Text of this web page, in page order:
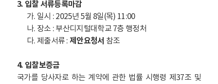
3. 입찰 서류등록마감
가. 일시 : 2025년 5월 8일(목) 11:00
나. 장소 : 부산디지털대학교 7층 행정처
다. 제출서류 : 제안요청서 참조
4. 입찰보증금
국가를 당사자로 하는 계약에 관한 법률 시행령 제37조 및